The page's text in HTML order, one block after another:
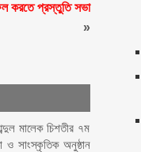
করতে প্রস্তুতি সভা
»
মালেক চিশতীর ৭ম
ও সাংস্কৃতিক অনুষ্ঠান